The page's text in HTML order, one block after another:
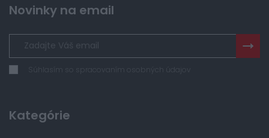
Novinky na email
Súhlasím so spracovaním osobných údajov
Kategórie